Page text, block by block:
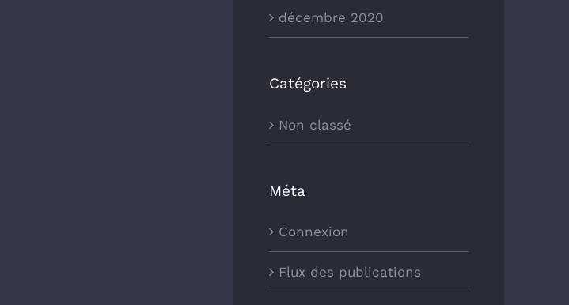
décembre 2020
Catégories
Non classé
Méta
Connexion
Flux des publications